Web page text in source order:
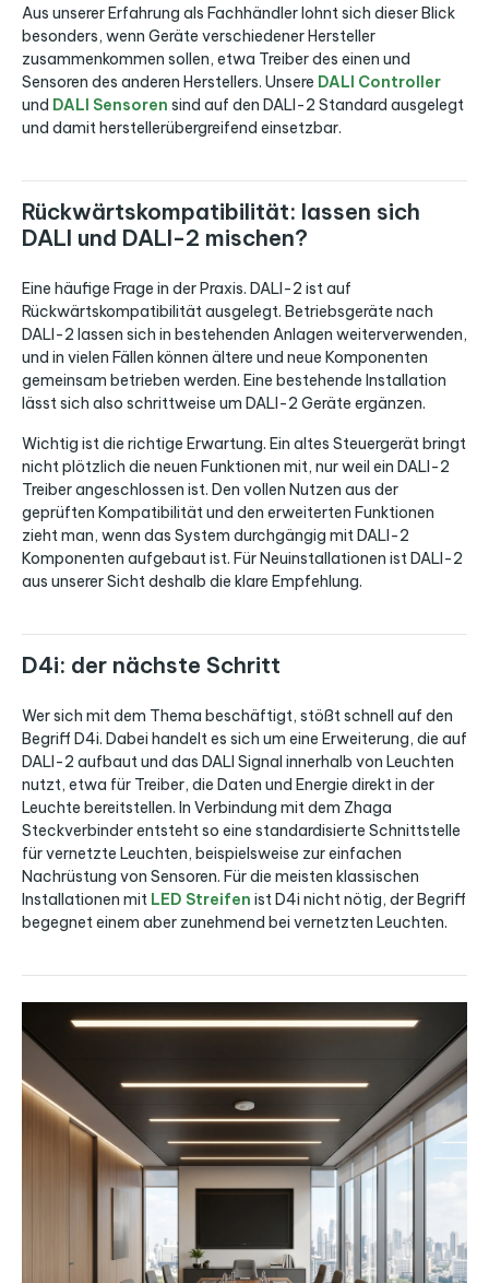
Aus unserer Erfahrung als Fachhändler lohnt sich dieser Blick
besonders, wenn Geräte verschiedener Hersteller
zusammenkommen sollen, etwa Treiber des einen und
Sensoren des anderen Herstellers. Unsere DALI Controller
und DALI Sensoren sind auf den DALI-2 Standard ausgelegt
und damit herstellerübergreifend einsetzbar.
Rückwärtskompatibilität: lassen sich
DALI und DALI-2 mischen?
Eine häufige Frage in der Praxis. DALI-2 ist auf
Rückwärtskompatibilität ausgelegt. Betriebsgeräte nach
DALI-2 lassen sich in bestehenden Anlagen weiterverwenden,
und in vielen Fällen können ältere und neue Komponenten
gemeinsam betrieben werden. Eine bestehende Installation
lässt sich also schrittweise um DALI-2 Geräte ergänzen.
Wichtig ist die richtige Erwartung. Ein altes Steuergerät bringt
nicht plötzlich die neuen Funktionen mit, nur weil ein DALI-2
Treiber angeschlossen ist. Den vollen Nutzen aus der
geprüften Kompatibilität und den erweiterten Funktionen
zieht man, wenn das System durchgängig mit DALI-2
Komponenten aufgebaut ist. Für Neuinstallationen ist DALI-2
aus unserer Sicht deshalb die klare Empfehlung.
D4i: der nächste Schritt
Wer sich mit dem Thema beschäftigt, stößt schnell auf den
Begriff D4i. Dabei handelt es sich um eine Erweiterung, die auf
DALI-2 aufbaut und das DALI Signal innerhalb von Leuchten
nutzt, etwa für Treiber, die Daten und Energie direkt in der
Leuchte bereitstellen. In Verbindung mit dem Zhaga
Steckverbinder entsteht so eine standardisierte Schnittstelle
für vernetzte Leuchten, beispielsweise zur einfachen
Nachrüstung von Sensoren. Für die meisten klassischen
Installationen mit LED Streifen ist D4i nicht nötig, der Begriff
begegnet einem aber zunehmend bei vernetzten Leuchten.